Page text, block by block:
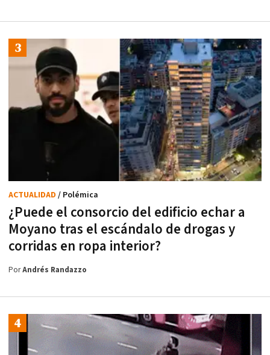
¿Puede el consorcio del edificio echar a
Moyano tras el escándalo de drogas y
corridas en ropa interior?
ACTUALIDAD / Polémica
PorAndrés Randazzo